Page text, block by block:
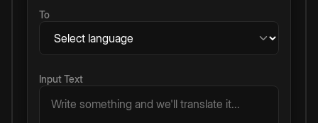
To
Input Text